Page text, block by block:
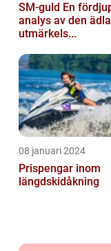
SM-guld En fördjupad
analys av den ädla
utmärkels...
08 januari 2024
Prispengar inom
längdskidåkning